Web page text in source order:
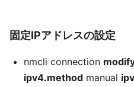
固定IPアドレスの設定
nmcli connection
ipv4.method manual